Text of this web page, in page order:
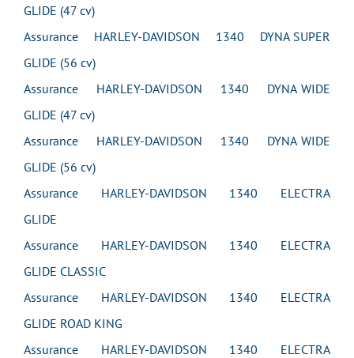
GLIDE (47 cv)
Assurance HARLEY-DAVIDSON 1340 DYNA SUPER
GLIDE (56 cv)
Assurance HARLEY-DAVIDSON 1340 DYNA WIDE
GLIDE (47 cv)
Assurance HARLEY-DAVIDSON 1340 DYNA WIDE
GLIDE (56 cv)
Assurance HARLEY-DAVIDSON 1340 ELECTRA
GLIDE
Assurance HARLEY-DAVIDSON 1340 ELECTRA
GLIDE CLASSIC
Assurance HARLEY-DAVIDSON 1340 ELECTRA
GLIDE ROAD KING
Assurance HARLEY-DAVIDSON 1340 ELECTRA